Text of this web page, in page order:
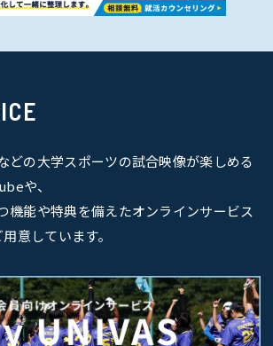
どの大学スポーツの試合映像が楽しめる
や、
機能や特典を備えたオンラインサービス
意しています。